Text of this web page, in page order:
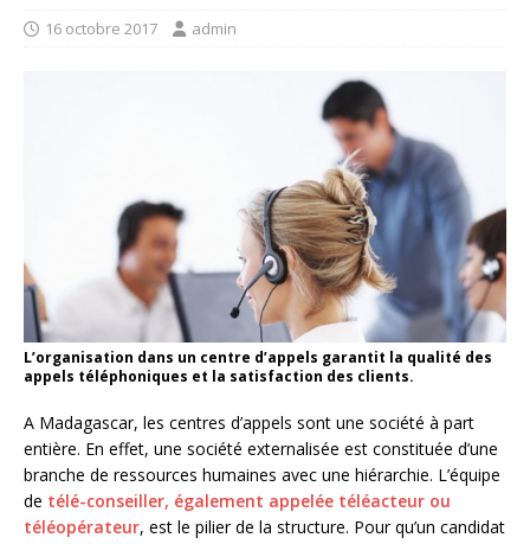
16 octobre 2017 admin
L’organisation dans un centre d’appels garantit la qualité des
appels téléphoniques et la satisfaction des clients.
A Madagascar, les centres d’appels sont une société à part
entière. En effet, une société externalisée est constituée d’une
branche de ressources humaines avec une hiérarchie. L’équipe
de télé-conseiller, également appelée téléacteur ou
téléopérateur, est le pilier de la structure. Pour qu’un candidat